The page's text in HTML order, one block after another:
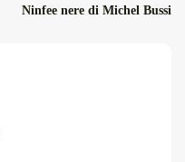
Ninfee nere di Michel Bussi